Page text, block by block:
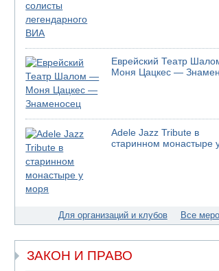
Ливана
06.08.2026 11:41
Трое подростков ограбили сексшоп в
Взрыв в Северном Тель-Авиве
06.08.2026 08:11
Украинская атака на российский НПЗ
Израиль провел испытания системы
противоракетной обороны "Хец"
05.08.2026 18:28
МАДА призывает израильтян срочно
кровь
Бывший посол Израиля в ООН Гилад
объявит в четверг о создании новой
Еврейский Театр
Моня Цацкес —
Adele Jazz Tribute в
старинном монастыре
Для организаций и клубов Все
ЗАКОН И ПРАВО